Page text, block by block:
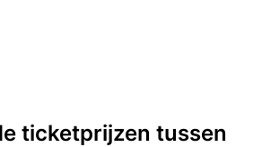
ticketprijzen tussen